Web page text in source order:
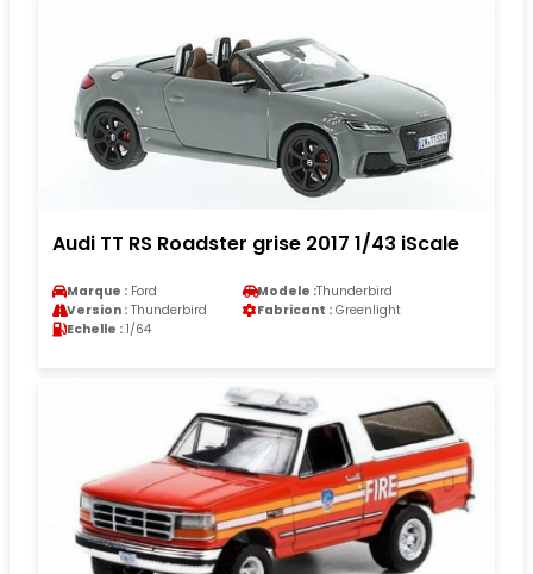
Audi TT RS Roadster grise 2017 1/43 iScale
Marque : Ford Modele :Thunderbird
Version : Thunderbird Fabricant : Greenlight
Echelle : 1/64